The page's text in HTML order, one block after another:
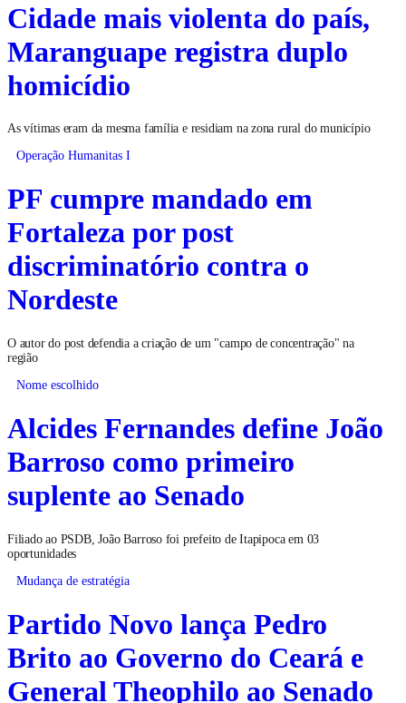
Cidade mais violenta do país,
Maranguape registra duplo
homicídio
As vítimas eram da mesma família e residiam na zona rural do município
Operação Humanitas I
PF cumpre mandado em
Fortaleza por post
discriminatório contra o
Nordeste
O autor do post defendia a criação de um "campo de concentração" na
região
Nome escolhido
Alcides Fernandes define João
Barroso como primeiro
suplente ao Senado
Filiado ao PSDB, João Barroso foi prefeito de Itapipoca em 03
oportunidades
Mudança de estratégia
Partido Novo lança Pedro
Brito ao Governo do Ceará e
General Theophilo ao Senado